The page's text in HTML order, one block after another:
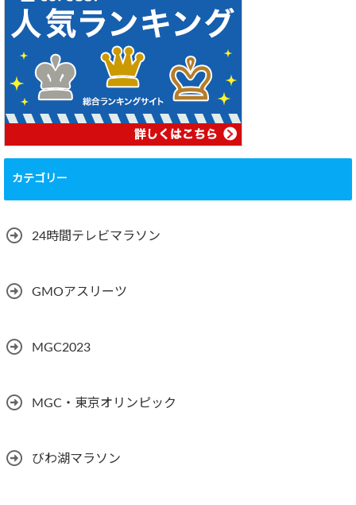
カテゴリー
24時間テレビマラソン
GMOアスリーツ
MGC2023
MGC・東京オリンピック
びわ湖マラソン